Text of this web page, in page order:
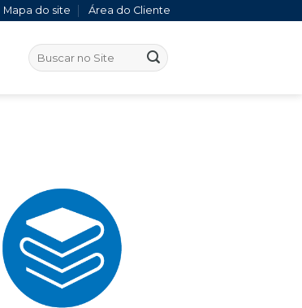
Mapa do site Área do Cliente